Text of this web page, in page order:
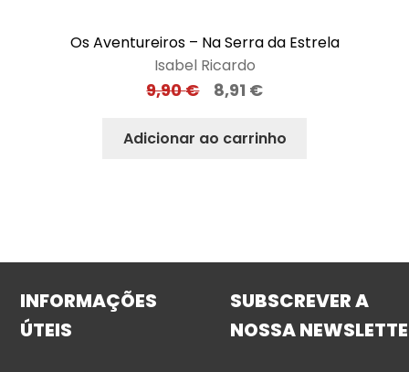
Os Aventureiros – Na Serra da Estrela
Isabel Ricardo
9,90€ 8,91 €
Adicionar ao carrinho
INFORMAÇÕES
ÚTEIS
SUBSCREVER A
NOSSA